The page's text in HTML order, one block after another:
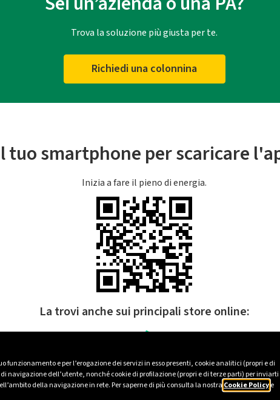
funzionamento e per l’erogazione dei servizi in esso presenti, cookie analitici (propri e di
navigazione dell’utente, nonché cookie di profilazione (propri e di terze parti) per inviarti
della navigazione in rete. Per saperne di più consulta la nostra Cookie Policye
Trova la soluzione più giusta per te.
Richiedi una colonnina
tuo smartphone per scaricare
Inizia a fare il pieno di energia.
La trovi anche sui principali store online: